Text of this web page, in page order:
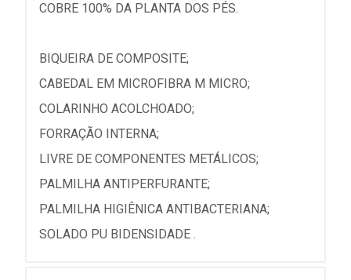
COBRE 100% DA PLANTA DOS PÉS.
BIQUEIRA DE COMPOSITE;
CABEDAL EM MICROFIBRA M MICRO;
COLARINHO ACOLCHOADO;
FORRAÇÃO INTERNA;
LIVRE DE COMPONENTES METÁLICOS;
PALMILHA ANTIPERFURANTE;
PALMILHA HIGIÊNICA ANTIBACTERIANA;
SOLADO PU BIDENSIDADE .